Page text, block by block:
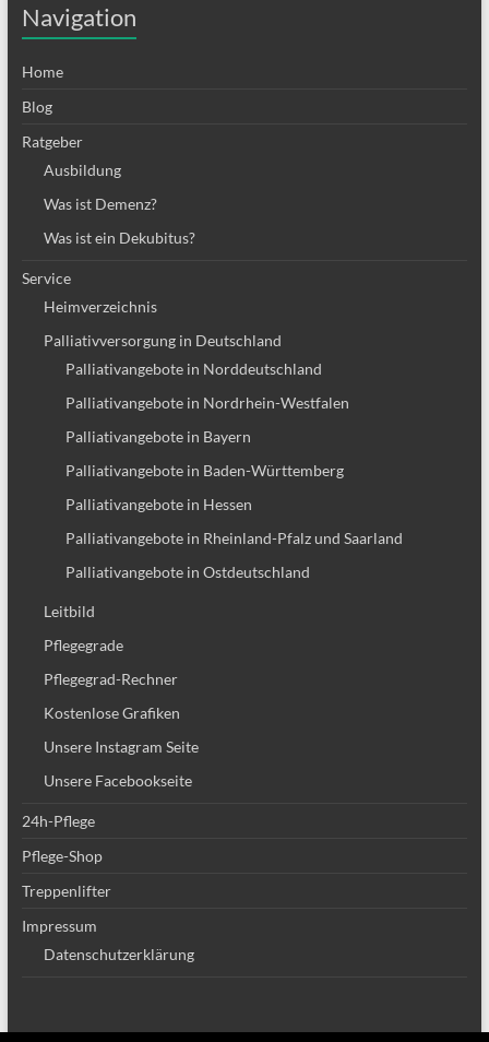
Navigation
Home
Blog
Ratgeber
Ausbildung
Was ist Demenz?
Was ist ein Dekubitus?
Service
Heimverzeichnis
Palliativversorgung in Deutschland
Palliativangebote in Norddeutschland
Palliativangebote in Nordrhein-Westfalen
Palliativangebote in Bayern
Palliativangebote in Baden-Württemberg
Palliativangebote in Hessen
Palliativangebote in Rheinland-Pfalz und Saarland
Palliativangebote in Ostdeutschland
Leitbild
Pflegegrade
Pflegegrad-Rechner
Kostenlose Grafiken
Unsere Instagram Seite
Unsere Facebookseite
24h-Pflege
Pflege-Shop
Treppenlifter
Impressum
Datenschutzerklärung